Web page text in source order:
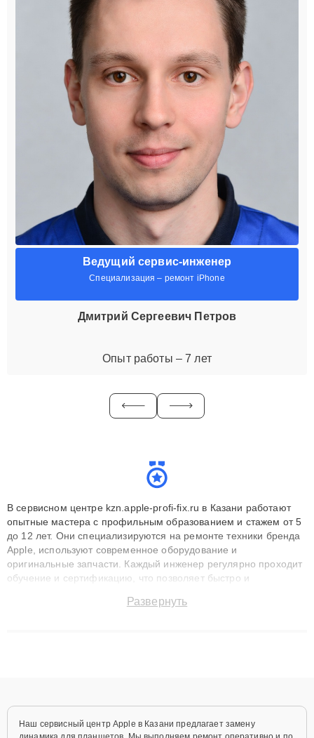
Ведущий сервис-инженер
Специализация – ремонт iPhone
Дмитрий Сергеевич Петров
Опыт работы – 7 лет
В сервисном центре kzn.apple-profi-fix.ru в Казани работают
опытные мастера с профильным образованием и стажем от 5
до 12 лет. Они специализируются на ремонте техники бренда
Apple, используют современное оборудование и
оригинальные запчасти. Каждый инженер регулярно проходит
обучение и сертификацию, что позволяет быстро и
сохранением гарантии до 3 лет. Наши мастера решают
Развернуть
Наш сервисный центр Apple в Казани предлагает замену